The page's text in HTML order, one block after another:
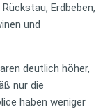
Erdbeben,
und
deutlich höher,
nur die
haben weniger